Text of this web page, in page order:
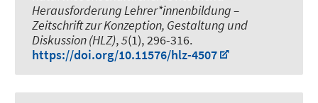
Herausforderung Lehrer*innenbildung –
Zeitschrift zur Konzeption, Gestaltung und
Diskussion (HLZ),5(1), 296-316.
https://doi.org/10.11576/hlz-4507